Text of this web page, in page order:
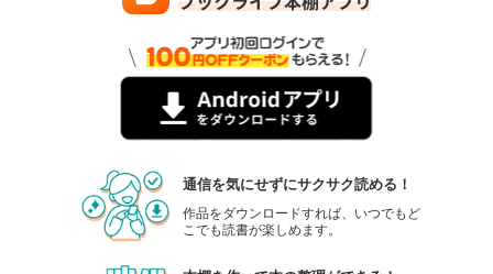
通信を気にせずにサクサク読める！
作品をダウンロードすれば、いつでもど
こでも読書が楽しめます。